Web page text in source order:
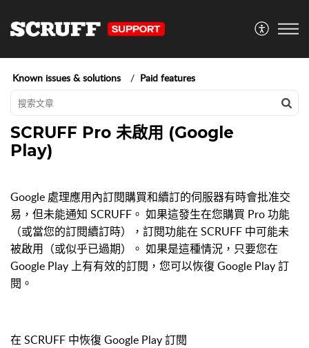
Known issues & solutions Paid features
SCRUFF Pro 未啟用 (Google
Play)
Google 處理應用內訂閱購買和續訂的伺服器有時會批准交
易，但未能通知 SCRUFF。 如果這發生在您購買 Pro 功能
（或當您的訂閱續訂時），訂閱功能在 SCRUFF 中可能未
被啟用（或似乎已過期）。 如果是這種情況，只要您在
Google Play 上有有效的訂閱，您可以恢復 Google Play 訂
閱。
在 SCRUFF 中恢復 Google Play 訂閱